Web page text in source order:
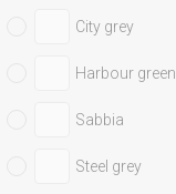
City grey
Harbour green
Sabbia
Steel grey